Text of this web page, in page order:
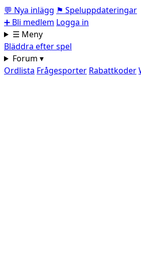
💬 Nya inlägg ⚑ Speluppdateringar
➕ Bli medlem Logga in
☰ Meny
Bläddra efter spel
Forum ▾
Ordlista Frågesporter Rabattkoder